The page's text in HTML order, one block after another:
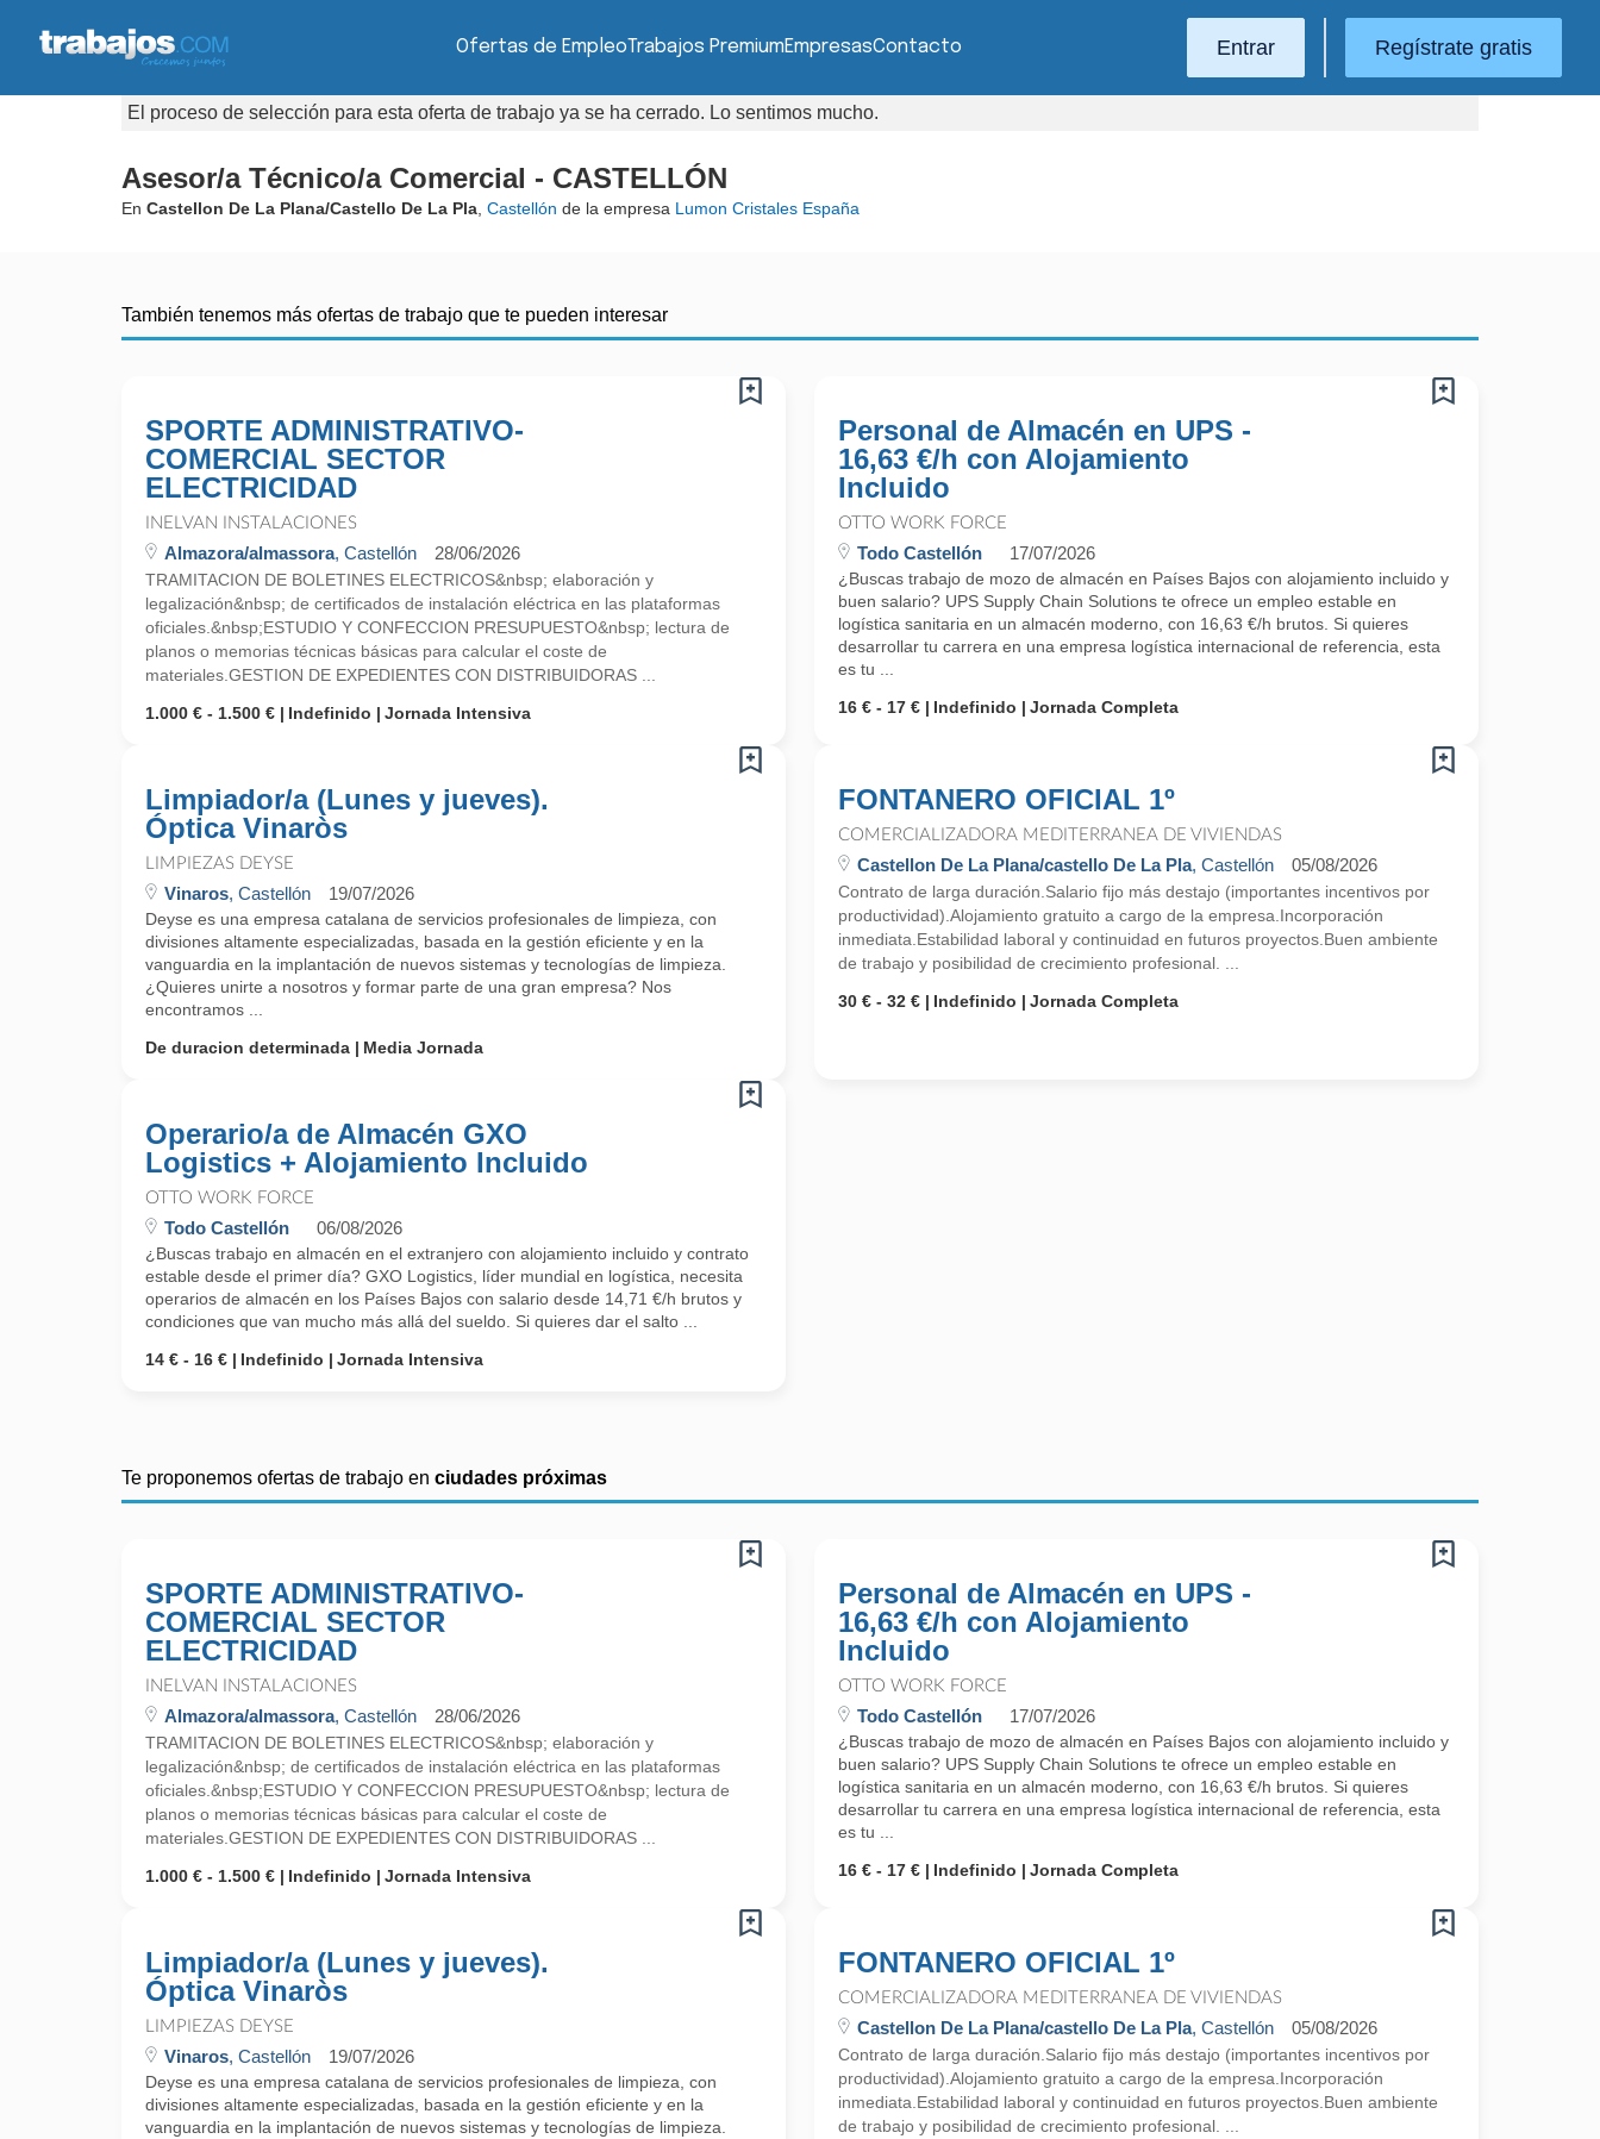
Ofertas de EmpleoTrabajos PremiumEmpresasContacto Entrar Regístrate gratis
El proceso de selección para esta oferta de trabajo ya se ha cerrado. Lo sentimos mucho.
Asesor/a Técnico/a Comercial - CASTELLÓN
En Castellon De La Plana/Castello De La Pla Castellón de la empresa Lumon Cristales España
También tenemos más ofertas de trabajo que te pueden interesar
SPORTE ADMINISTRATIVO-
COMERCIAL SECTOR
ELECTRICIDAD
INELVAN INSTALACIONES
Almazora/almassora, Castellón 28/06/2026
TRAMITACION DE BOLETINES ELECTRICOS&nbsp; elaboración y
legalización&nbsp; de certificados de instalación eléctrica en las plataformas
oficiales.&nbsp;ESTUDIO Y CONFECCION PRESUPUESTO&nbsp; lectura de
planos o memorias técnicas básicas para calcular el coste de
materiales.GESTION DE EXPEDIENTES CON DISTRIBUIDORAS ...
1.000 € - 1.500 €
Indefinido Jornada Intensiva
Personal de Almacén en UPS -
16,63 €/h con Alojamiento
Incluido
OTTO WORK FORCE
Todo Castellón 17/07/2026
¿Buscas trabajo de mozo de almacén en Países Bajos con alojamiento incluido y
buen salario? UPS Supply Chain Solutions te ofrece un empleo estable en
logística sanitaria en un almacén moderno, con 16,63 €/h brutos. Si quieres
desarrollar tu carrera en una empresa logística internacional de referencia, esta
es tu ...
16 € - 17 €
Indefinido Jornada Completa
Limpiador/a (Lunes y jueves).
Óptica Vinaròs
LIMPIEZAS DEYSE
Vinaros, Castellón 19/07/2026
Deyse es una empresa catalana de servicios profesionales de limpieza, con
divisiones altamente especializadas, basada en la gestión eficiente y en la
vanguardia en la implantación de nuevos sistemas y tecnologías de limpieza.
¿Quieres unirte a nosotros y formar parte de una gran empresa? Nos
encontramos ...
De duracion determinada
Media Jornada
FONTANERO OFICIAL 1º
COMERCIALIZADORA MEDITERRANEA DE VIVIENDAS
Castellon De La Plana/castello De La Pla, Castellón 05/08/2026
Contrato de larga duración.Salario fijo más destajo (importantes incentivos por
productividad).Alojamiento gratuito a cargo de la empresa.Incorporación
inmediata.Estabilidad laboral y continuidad en futuros proyectos.Buen ambiente
de trabajo y posibilidad de crecimiento profesional. ...
30 € - 32 €
Indefinido Jornada Completa
Operario/a de Almacén GXO
Logistics + Alojamiento Incluido
OTTO WORK FORCE
Todo Castellón 06/08/2026
¿Buscas trabajo en almacén en el extranjero con alojamiento incluido y contrato
estable desde el primer día? GXO Logistics, líder mundial en logística, necesita
operarios de almacén en los Países Bajos con salario desde 14,71 €/h brutos y
condiciones que van mucho más allá del sueldo. Si quieres dar el salto ...
14 € - 16 €
Indefinido Jornada Intensiva
Te proponemos ofertas de trabajo en ciudades próximas
SPORTE ADMINISTRATIVO-
COMERCIAL SECTOR
ELECTRICIDAD
INELVAN INSTALACIONES
Almazora/almassora, Castellón 28/06/2026
TRAMITACION DE BOLETINES ELECTRICOS&nbsp; elaboración y
legalización&nbsp; de certificados de instalación eléctrica en las plataformas
oficiales.&nbsp;ESTUDIO Y CONFECCION PRESUPUESTO&nbsp; lectura de
planos o memorias técnicas básicas para calcular el coste de
materiales.GESTION DE EXPEDIENTES CON DISTRIBUIDORAS ...
1.000 € - 1.500 €
Indefinido Jornada Intensiva
Personal de Almacén en UPS -
16,63 €/h con Alojamiento
Incluido
OTTO WORK FORCE
Todo Castellón 17/07/2026
¿Buscas trabajo de mozo de almacén en Países Bajos con alojamiento incluido y
buen salario? UPS Supply Chain Solutions te ofrece un empleo estable en
logística sanitaria en un almacén moderno, con 16,63 €/h brutos. Si quieres
desarrollar tu carrera en una empresa logística internacional de referencia, esta
es tu ...
16 € - 17 €
Indefinido Jornada Completa
Limpiador/a (Lunes y jueves).
Óptica Vinaròs
LIMPIEZAS DEYSE
Vinaros, Castellón 19/07/2026
Deyse es una empresa catalana de servicios profesionales de limpieza, con
divisiones altamente especializadas, basada en la gestión eficiente y en la
vanguardia en la implantación de nuevos sistemas y tecnologías de limpieza.
FONTANERO OFICIAL 1º
COMERCIALIZADORA MEDITERRANEA DE VIVIENDAS
Castellon De La Plana/castello De La Pla, Castellón 05/08/2026
Contrato de larga duración.Salario fijo más destajo (importantes incentivos por
productividad).Alojamiento gratuito a cargo de la empresa.Incorporación
inmediata.Estabilidad laboral y continuidad en futuros proyectos.Buen ambiente
de trabajo y posibilidad de crecimiento profesional. ...